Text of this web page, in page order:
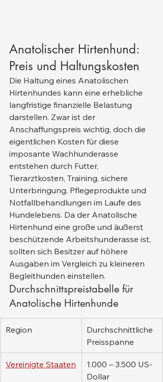
Anatolischer Hirtenhund:
Preis und Haltungskosten
Die Haltung eines Anatolischen
Hirtenhundes kann eine erhebliche
langfristige finanzielle Belastung
darstellen. Zwar ist der
Anschaffungspreis wichtig, doch die
eigentlichen Kosten für diese
imposante Wachhunderasse
entstehen durch Futter,
Tierarztkosten, Training, sichere
Unterbringung, Pflegeprodukte und
Notfallbehandlungen im Laufe des
Hundelebens. Da der Anatolische
Hirtenhund eine große und äußerst
beschützende Arbeitshunderasse ist,
sollten sich Besitzer auf höhere
Ausgaben im Vergleich zu kleineren
Begleithunden einstellen.
Durchschnittspreistabelle für
Anatolische Hirtenhunde
Region
Durchschnittliche
Preisspanne
Vereinigte Staaten
1.000 – 3.500 US-
Dollar